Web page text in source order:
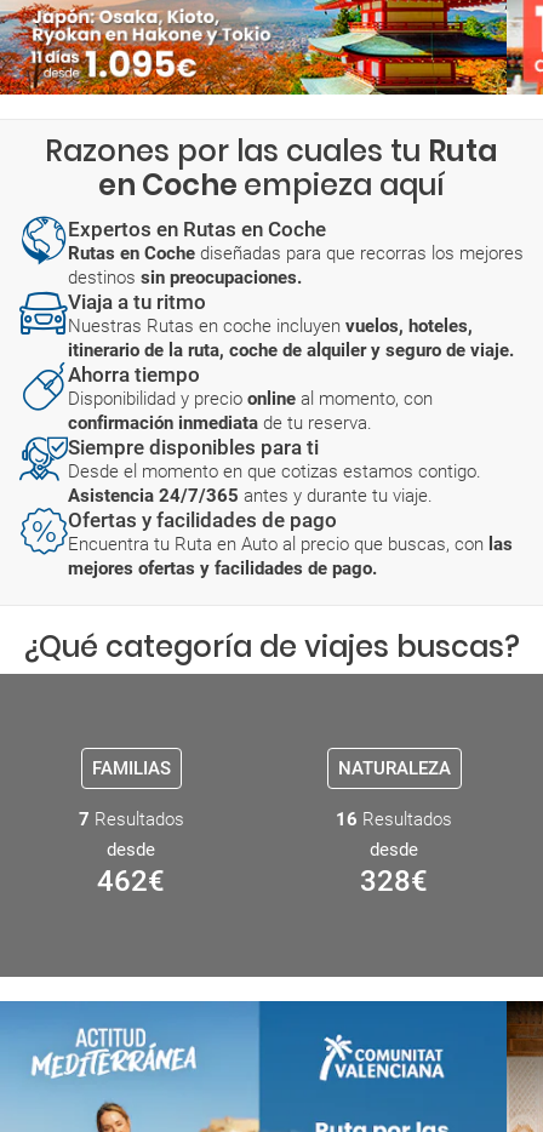
Razones por las cuales tu Ruta
en Coche empieza aquí
Expertos en Rutas en Coche
Rutas en Coche diseñadas para que recorras los mejores
destinos sin preocupaciones.
Viaja a tu ritmo
Nuestras Rutas en coche incluyen vuelos, hoteles,
itinerario de la ruta, coche de alquiler y seguro de viaje.
Ahorra tiempo
Disponibilidad y precio online al momento, con
confirmación inmediata de tu reserva.
Siempre disponibles para ti
Desde el momento en que cotizas estamos contigo.
Asistencia 24/7/365 antes y durante tu viaje.
Ofertas y facilidades de pago
Encuentra tu Ruta en Auto al precio que buscas, con las
mejores ofertas y facilidades de pago.
¿Qué categoría de viajes buscas?
FAMILIAS
7 Resultados
desde
462€
NATURALEZA
16 Resultados
desde
328€